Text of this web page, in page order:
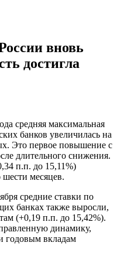
вновь
достигла
средняя максимальная
банков увеличилась на
Это первое повышение с
длительного снижения.
п.п. до 15,11%)
шести месяцев.
средние ставки по
банках также выросли,
(+0,19 п.п. до 15,42%).
динамику,
годовым вкладам